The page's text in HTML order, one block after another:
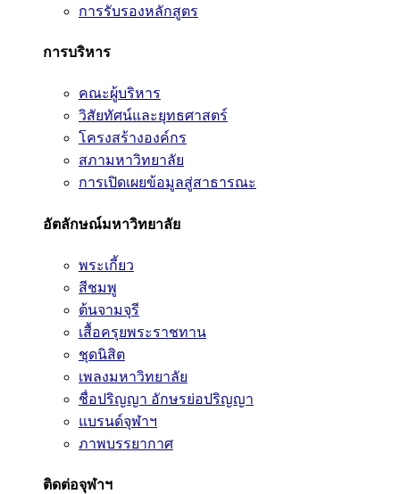
การรับรองหลักสูตร
การบริหาร
คณะผู้บริหาร
วิสัยทัศน์และยุทธศาสตร์
โครงสร้างองค์กร
สภามหาวิทยาลัย
การเปิดเผยข้อมูลสู่สาธารณะ
อัตลักษณ์มหาวิทยาลัย
พระเกี้ยว
สีชมพู
ต้นจามจุรี
เสื้อครุยพระราชทาน
ชุดนิสิต
เพลงมหาวิทยาลัย
ชื่อปริญญา อักษรย่อปริญญา
แบรนด์จุฬาฯ
ภาพบรรยากาศ
ติดต่อจุฬาฯ